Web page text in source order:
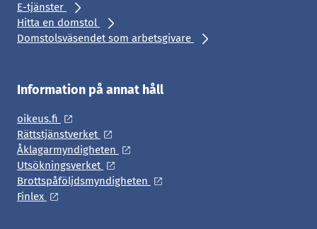
E-tjänster
Hitta en domstol
Domstolsväsendet som arbetsgivare
Information på annat håll
oikeus.fi
Rättstjänstverket
Åklagarmyndigheten
Utsökningsverket
Brottspåföljdsmyndigheten
Finlex